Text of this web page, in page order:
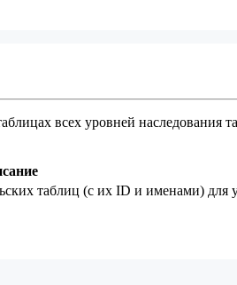
всех уровней наследования
таблиц (с их ID и именами) для